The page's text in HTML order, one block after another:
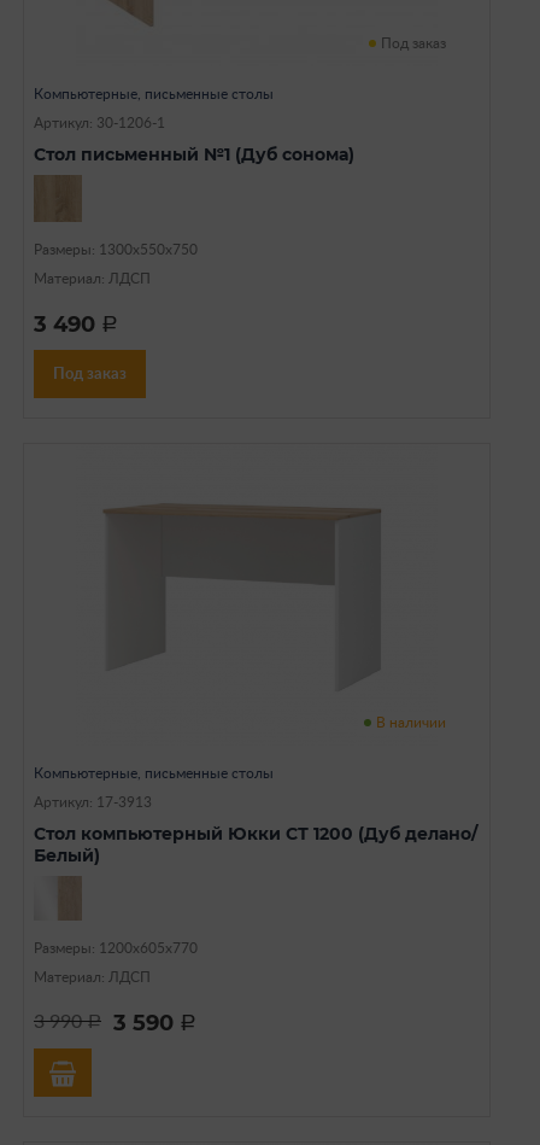
Под заказ
Компьютерные, письменные столы
Артикул: 30-1206-1
Стол письменный №1 (Дуб сонома)
Размеры: 1300х550х750
Материал: ЛДСП
3 490 a
Под заказ
В наличии
Компьютерные, письменные столы
Артикул: 17-3913
Стол компьютерный Юкки СТ 1200 (Дуб делано/
Белый)
Размеры: 1200х605х770
Материал: ЛДСП
3 990a 3 590 a